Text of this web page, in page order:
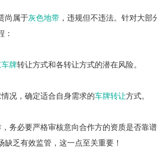
尚属于灰色地带 ，违规但不违法。针对大
：
牌转让方式和各转让方式的潜在风险。
况，确定适合自身需求的车牌转让方式。
务必要严格审核意向合作方的资质是否靠
缺乏有效监管，这一点至关重要！